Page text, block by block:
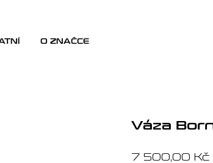
O ZNAČCE
Váza
7 500,00 Kč